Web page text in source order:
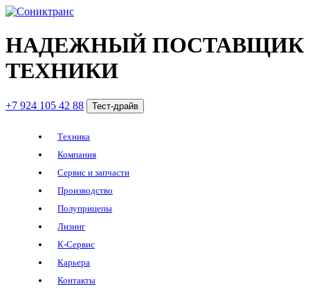
НАДЕЖНЫЙ ПОСТАВЩИК
ТЕХНИКИ
+7 924 105 42 88 Тест-драйв
Техника
Компания
Сервис и запчасти
Производство
Полуприцепы
Лизинг
К-Сервис
Карьера
Контакты